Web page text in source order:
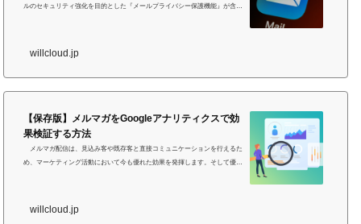
ルのセキュリティ強化を目的とした『メールプライバシー保護機能』が含ま
willcloud.jp
【保存版】メルマガをGoogleアナリティクスで効
果検証する方法
メルマガ配信は、見込み客や既存客と直接コミュニケーションを行えるた
め、マーケティング活動において今も優れた効果を発揮します。そして優れ
willcloud.jp